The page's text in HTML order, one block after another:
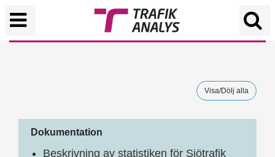
Visa/Dölj alla
Dokumentation
Beskrivning av statistiken för Sjötrafik